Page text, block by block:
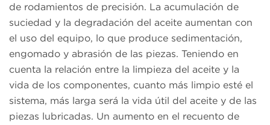
de rodamientos de precisión. La acumulación de
suciedad y la degradación del aceite aumentan con
el uso del equipo, lo que produce sedimentación,
engomado y abrasión de las piezas. Teniendo en
cuenta la relación entre la limpieza del aceite y la
vida de los componentes, cuanto más limpio esté el
sistema, más larga será la vida útil del aceite y de las
piezas lubricadas. Un aumento en el recuento de